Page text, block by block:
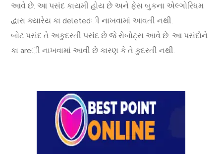
આવે છે. આ પસંદ કાયમી હોય છે અને ફેસ બુકના એલ્ગોરિધમ
દ્વારા ક્યારેય કા deletedી નાખવામાં આવતી નથી.
બોટ પસંદ તે અકુદરતી પસંદ છે જે રોબોટ્સ આવે છે. આ પસંદોને
કા areી નાખવામાં આવી છે કારણ કે તે કુદરતી નથી.